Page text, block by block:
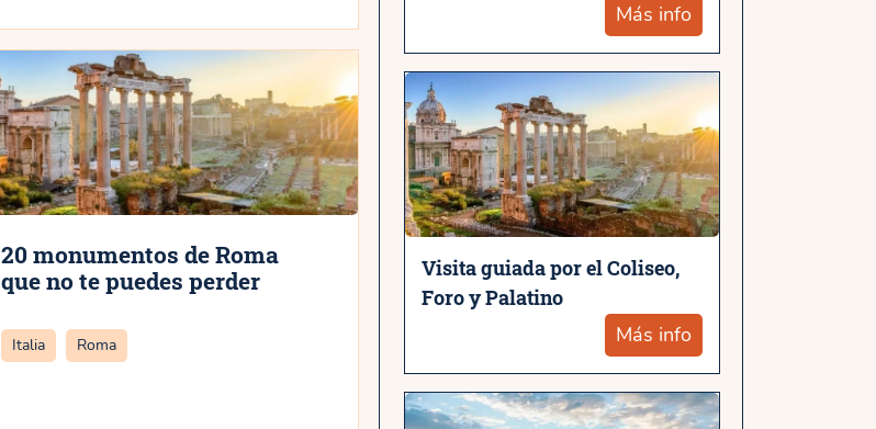
20 monumentos de Roma
que no te puedes perder
Categorías
Italia Roma
Más info
Visita guiada por el Coliseo,
Foro y Palatino
Más info